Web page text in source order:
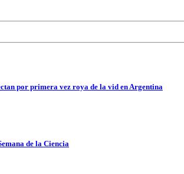
por primera vez roya de la vid en Argentina
de la Ciencia